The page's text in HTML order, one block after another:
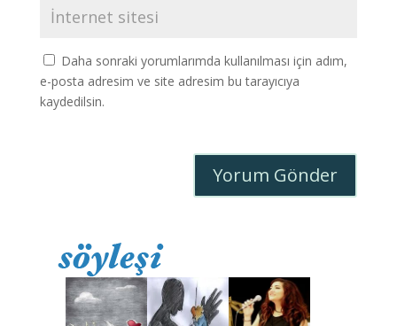
Daha sonraki yorumlarımda kullanılması için adım,
e-posta adresim ve site adresim bu tarayıcıya
kaydedilsin.